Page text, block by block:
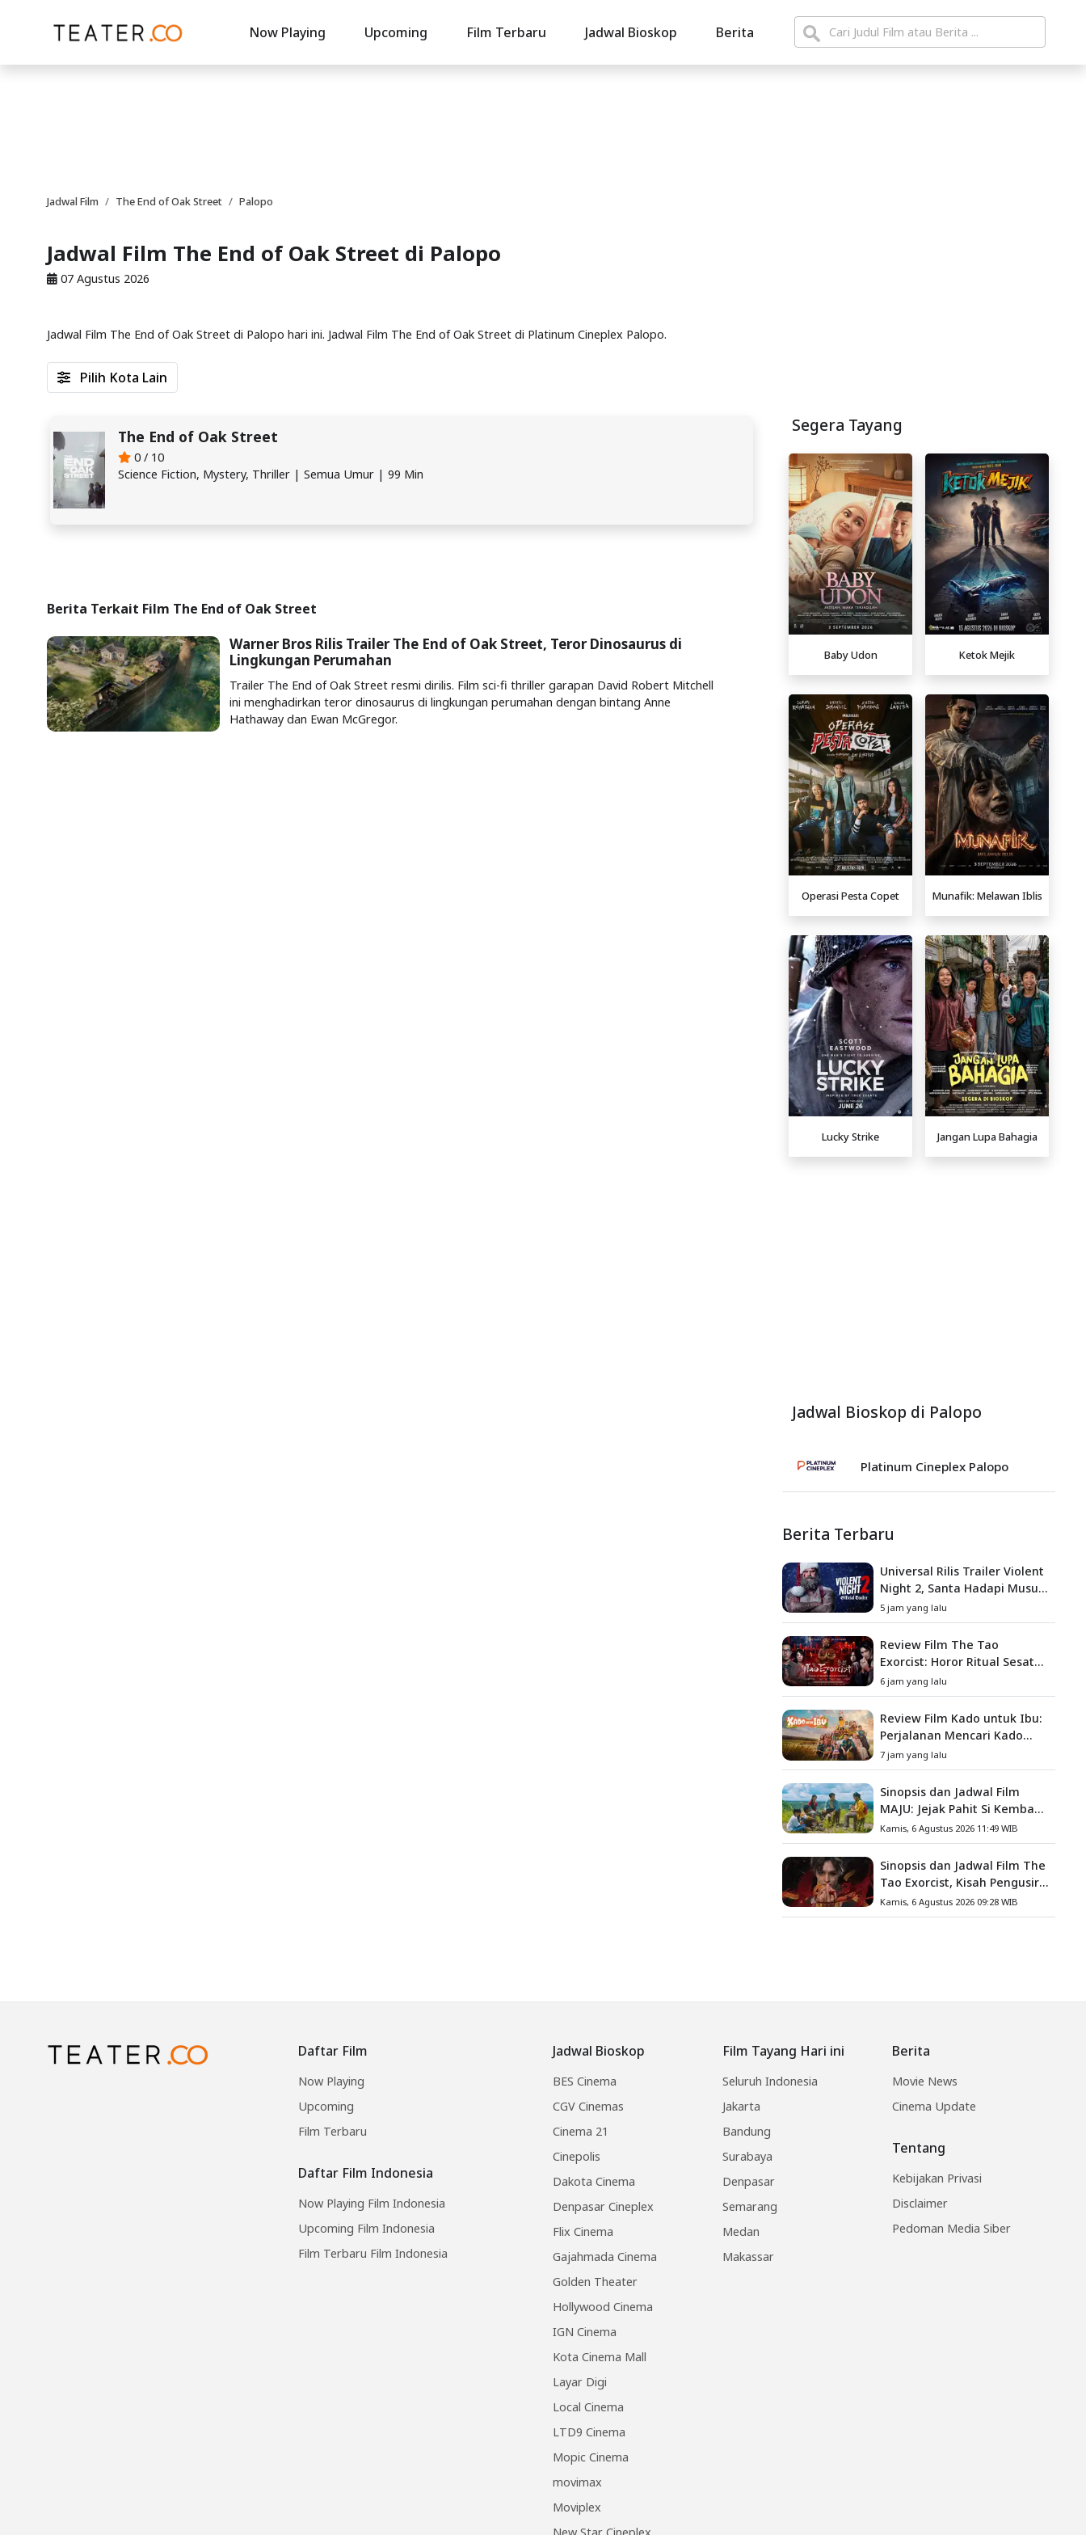
Now Playing Upcoming Film Terbaru Jadwal Bioskop Berita
Jadwal Film The End of Oak Street Palopo
Jadwal Film The End of Oak Street di Palopo
07 Agustus 2026
Jadwal Film The End of Oak Street di Palopo hari ini. Jadwal Film The End of Oak Street di Platinum Cineplex Palopo.
The End of Oak Street
0 / 10
Science Fiction, Mystery, Thriller | Semua Umur | 99 Min
Pilih Kota Lain
Berita Terkait Film The End of Oak Street
Warner Bros Rilis Trailer The End of Oak Street, Teror Dinosaurus di
Lingkungan Perumahan
Trailer The End of Oak Street resmi dirilis. Film sci-fi thriller garapan David Robert Mitchell
ini menghadirkan teror dinosaurus di lingkungan perumahan dengan bintang Anne
Hathaway dan Ewan McGregor.
Segera Tayang
Baby Udon Ketok Mejik
Operasi Pesta Copet Munafik: Melawan Iblis
Lucky Strike Jangan Lupa Bahagia
Jadwal Bioskop di Palopo
Platinum Cineplex Palopo
Berita Terbaru
Universal Rilis Trailer Violent
Night 2, Santa Hadapi Musuh
Baru
5 jam yang lalu
Review Film The Tao
Exorcist: Horor Ritual Sesat
Taiwan yang Penuh Misteri
dan Teror Psikologis
6 jam yang lalu
Review Film Kado untuk Ibu:
Perjalanan Mencari Kado
yang Mengajarkan Arti
Keluarga
7 jam yang lalu
Sinopsis dan Jadwal Film
MAJU: Jejak Pahit Si Kembang
Gula, Misteri Hilangnya
Bagas di Lokasi Jambore
Kamis, 6 Agustus 2026 11:49 WIB
Sinopsis dan Jadwal Film The
Tao Exorcist, Kisah Pengusir
Setan Melawan Kutukan
Mematikan
Kamis, 6 Agustus 2026 09:28 WIB
Daftar Film
Now Playing
Upcoming
Film Terbaru
Daftar Film Indonesia
Now Playing Film Indonesia
Upcoming Film Indonesia
Film Terbaru Film Indonesia
Jadwal Bioskop
BES Cinema
CGV Cinemas
Cinema 21
Cinepolis
Dakota Cinema
Denpasar Cineplex
Flix Cinema
Gajahmada Cinema
Golden Theater
Hollywood Cinema
IGN Cinema
Kota Cinema Mall
Layar Digi
Local Cinema
LTD9 Cinema
Mopic Cinema
movimax
Moviplex
New Star Cineplex
Film Tayang Hari ini
Seluruh Indonesia
Jakarta
Bandung
Surabaya
Denpasar
Semarang
Medan
Makassar
Berita
Movie News
Cinema Update
Tentang
Kebijakan Privasi
Disclaimer
Pedoman Media Siber